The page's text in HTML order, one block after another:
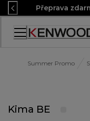
Skip
to
Content
Přeprava
Accessibility
Summer Promo
Kima BE